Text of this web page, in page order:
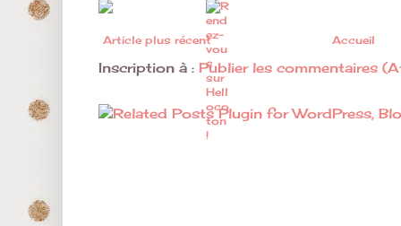
Article plus récent Accueil
Inscription à : Publier les commentaires